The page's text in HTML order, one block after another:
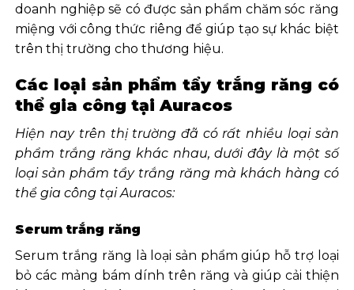
doanh nghiệp sẽ có được sản phẩm chăm sóc răng
miệng với công thức riêng để giúp tạo sự khác biệt
trên thị trường cho thương hiệu.
Các loại sản phẩm tẩy trắng răng có
thể gia công tại Auracos
Hiện nay trên thị trường đã có rất nhiều loại sản
phẩm trắng răng khác nhau, dưới đây là một số
loại sản phẩm tẩy trắng răng mà khách hàng có
thể gia công tại Auracos:
Serum trắng răng
Serum trắng răng là loại sản phẩm giúp hỗ trợ loại
bỏ các mảng bám dính trên răng và giúp cải thiện